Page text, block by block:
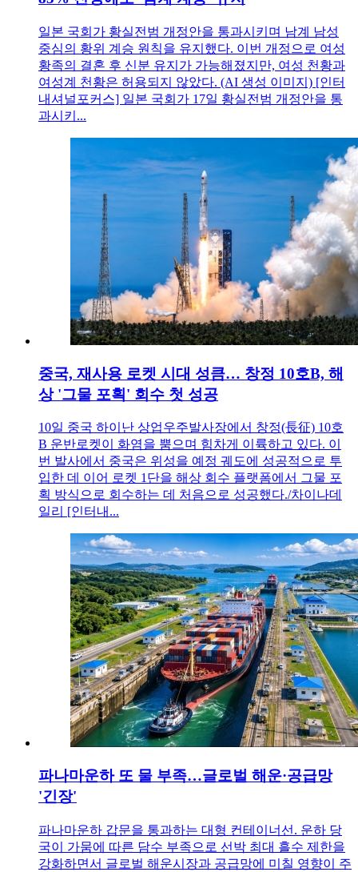
일본 국회가 황실전범 개정안을 통과시키며 남계 남성
중심의 황위 계승 원칙을 유지했다. 이번 개정으로 여성
황족의 결혼 후 신분 유지가 가능해졌지만, 여성 천황과
여성계 천황은 허용되지 않았다. (AI 생성 이미지) [인터
내셔널포커스] 일본 국회가 17일 황실전범 개정안을 통
과시키...
중국, 재사용 로켓 시대 성큼… 창정 10호B, 해
상 '그물 포획' 회수 첫 성공
10일 중국 하이난 상업우주발사장에서 창정(長征) 10호
B 운반로켓이 화염을 뿜으며 힘차게 이륙하고 있다. 이
번 발사에서 중국은 위성을 예정 궤도에 성공적으로 투
입한 데 이어 로켓 1단을 해상 회수 플랫폼에서 그물 포
획 방식으로 회수하는 데 처음으로 성공했다./차이나데
일리 [인터내...
파나마운하 또 물 부족…글로벌 해운·공급망
'긴장'
파나마운하 갑문을 통과하는 대형 컨테이너선. 운하 당
국이 가뭄에 따른 담수 부족으로 선박 최대 흘수 제한을
강화하면서 글로벌 해운시장과 공급망에 미칠 영향이 주